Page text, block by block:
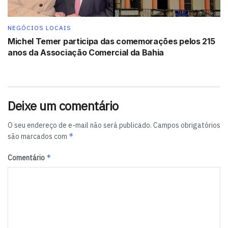
⏰ 09h às 12h e 17h às 21h
🎟️ Entrada gratuita
Leia mais:
Bahia Origem Week 2026 reúne gastronomia, turismo e
NEGÓCIOS LOCAIS
Michel Temer participa das comemorações pelos 215
anos da Associação Comercial da Bahia
Deixe um comentário
O seu endereço de e-mail não será publicado. Campos obrigatórios
são marcados com *
Comentário *